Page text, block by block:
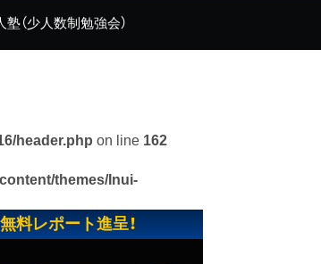
塾（少人数制勉強会）
header.php on line 162
themes/Inui-
無料レポート進呈！